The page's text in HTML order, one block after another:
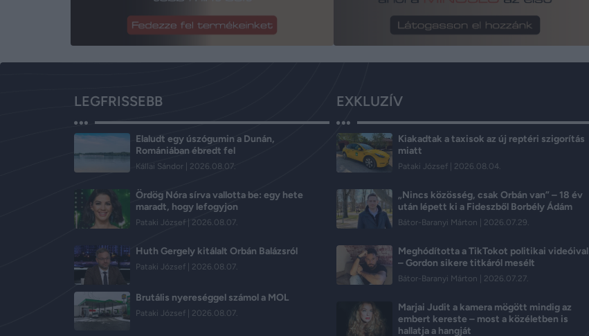
LEGFRISSEBB
Elaludt egy úszógumin a Dunán,
Romániában ébredt fel
Kállai Sándor 2026.08.07.
Ördög Nóra sírva vallotta be: egy hete
maradt, hogy lefogyjon
Pataki József 2026.08.07.
Huth Gergely kitálalt Orbán Balázsról
Pataki József 2026.08.07.
Brutális nyereséggel számol a MOL
Pataki József 2026.08.07.
EXKLUZÍV
Kiakadtak a taxisok az új reptéri szigorítás
miatt
Pataki József 2026.08.04.
„Nincs közösség, csak Orbán van” – 18 év
után lépett ki a Fideszből Borbély Ádám
Bátor-Baranyi Márton 2026.07.29.
Meghódította a TikTokot politikai videóival
– Gordon sikere titkáról mesélt
Bátor-Baranyi Márton 2026.07.27.
Marjai Judit a kamera mögött mindig az
embert kereste – most a közéletben is
hallatja a hangját